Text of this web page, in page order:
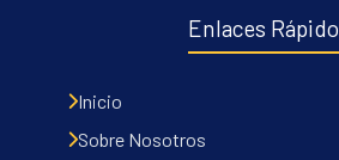
Enlaces
Inicio
Sobre Nosotros